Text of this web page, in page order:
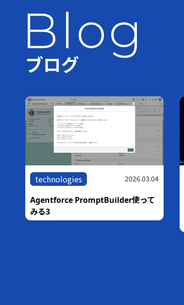
Blog
ブログ
technologies 2026.03.04
Agentforce PromptBuilder使って
みる3